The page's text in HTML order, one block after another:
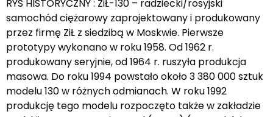
RYS HISTORYCZNY : ZiŁ-130 – radziecki/rosyjski
samochód ciężarowy zaprojektowany i produkowany
przez firmę ZiŁ z siedzibą w Moskwie. Pierwsze
prototypy wykonano w roku 1958. Od 1962 r.
produkowany seryjnie, od 1964 r. ruszyła produkcja
masowa. Do roku 1994 powstało około 3 380 000 sztuk
modelu 130 w różnych odmianach. W roku 1992
produkcję tego modelu rozpoczęto także w zakładzie